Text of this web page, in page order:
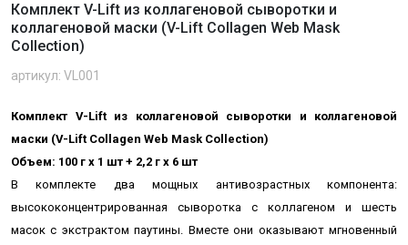
Комплект V-Lift из коллагеновой сыворотки и
коллагеновой маски (V-Lift Collagen Web Mask
Collection)
артикул: VL001
Комплект V-Lift из коллагеновой сыворотки и коллагеновой
маски (V-Lift Collagen Web Mask Collection)
Объем: 100 г х 1 шт + 2,2 г х 6 шт
В комплекте два мощных антивозрастных компонента:
высококонцентрированная сыворотка с коллагеном и шесть
масок с экстрактом паутины. Вместе они оказывают мгновенный